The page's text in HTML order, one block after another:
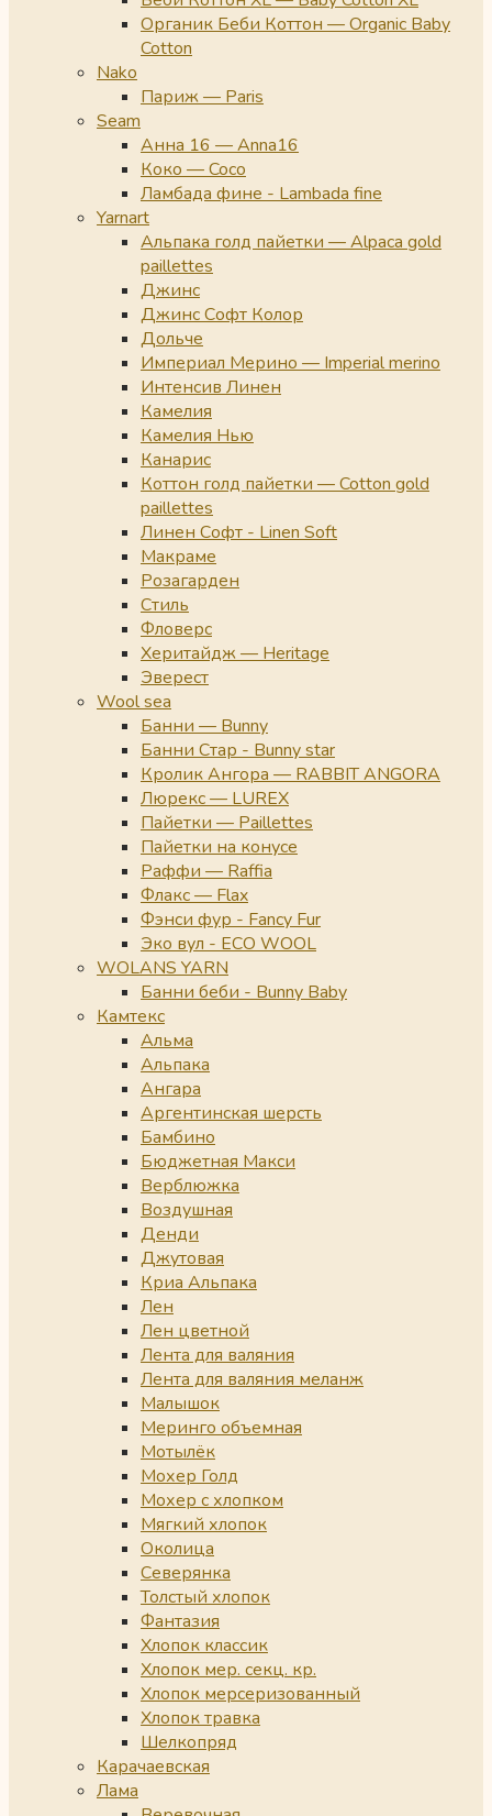
Органик Беби Коттон — Organic Baby
Cotton
Nako
Париж — Paris
Seam
Анна 16 — Anna16
Коко — Coco
Ламбада фине - Lambada fine
Yarnart
Альпака голд пайетки — Alpaca gold
paillettes
Джинс
Джинс Софт Колор
Дольче
Империал Мерино — Imperial merino
Интенсив Линен
Камелия
Камелия Нью
Канарис
Коттон голд пайетки — Cotton gold
paillettes
Линен Софт - Linen Soft
Макраме
Розагарден
Стиль
Фловерс
Херитайдж — Heritage
Эверест
Wool sea
Банни — Bunny
Банни Стар - Bunny star
Кролик Ангора — RABBIT ANGORA
Люрекс — LUREX
Пайетки — Paillettes
Пайетки на конусе
Раффи — Raffia
Флакс — Flax
Фэнси фур - Fancy Fur
Эко вул - ECO WOOL
WOLANS YARN
Банни беби - Bunny Baby
Камтекс
Альма
Альпака
Ангара
Аргентинская шерсть
Бамбино
Бюджетная Макси
Верблюжка
Воздушная
Денди
Джутовая
Криа Альпака
Лен
Лен цветной
Лента для валяния
Лента для валяния меланж
Малышок
Меринго объемная
Мотылёк
Мохер Голд
Мохер с хлопком
Мягкий хлопок
Околица
Северянка
Толстый хлопок
Фантазия
Хлопок классик
Хлопок мер. секц. кр.
Хлопок мерсеризованный
Хлопок травка
Шелкопряд
Карачаевская
Лама